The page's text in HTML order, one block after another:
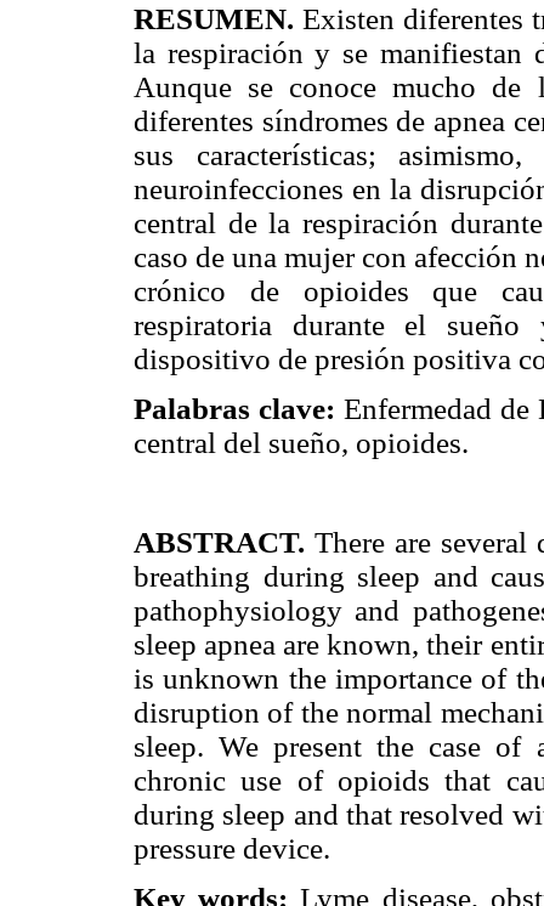
RESUMEN. Existen diferentes
la respiración y se manifiestan
Aunque se conoce mucho
diferentes síndromes de apnea
sus características;
neuroinfecciones en la
central de la respiración
caso de una mujer con afección
crónico de opioides que
respiratoria durante el
dispositivo de presión positiva
Palabras clave: Enfermedad de
central del sueño, opioides.
ABSTRACT. There are
breathing during sleep and
pathophysiology and
sleep apnea are known, their
is unknown the importance of
disruption of the normal
sleep. We present the case of
chronic use of opioids that
during sleep and that resolved
pressure device.
Key words:Lyme disease,